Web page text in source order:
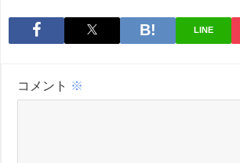
LINE
コメント ※